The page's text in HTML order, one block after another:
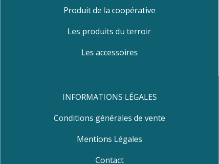
Produit de la coopérative
Les produits du terroir
Les accessoires
INFORMATIONS LÉGALES
Conditions générales de vente
Mentions Légales
Contact